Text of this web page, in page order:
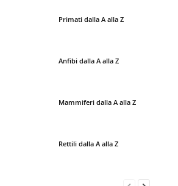
Primati dalla A alla Z
Anfibi dalla A alla Z
Mammiferi dalla A alla Z
Rettili dalla A alla Z